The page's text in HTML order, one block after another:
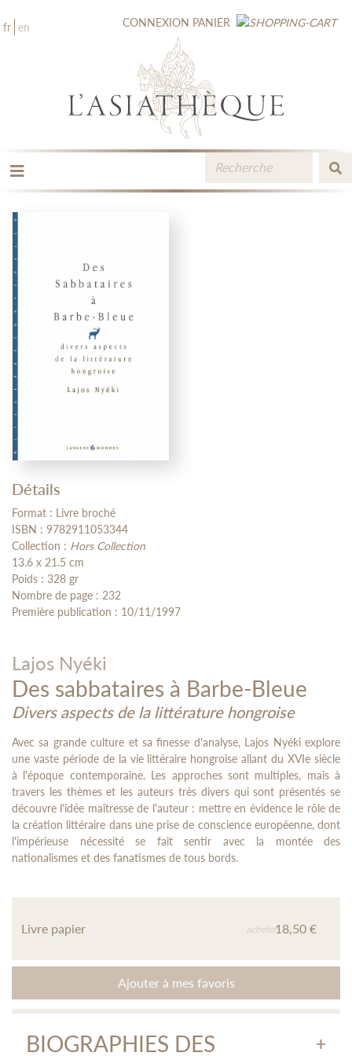
fr en CONNEXION PANIER
LES ÉDITIONS
LA LIBRAIRIE
CATALOGUE
NOUVEAUTÉS / À PARAÎTRE
CONTACT
ESPACE PRO LIBRAIRES
Détails
Format : Livre broché
ISBN : 9782911053344
Collection : Hors Collection
13.6 x 21.5 cm
Poids : 328 gr
Nombre de page : 232
Première publication : 10/11/1997
Lajos Nyéki
Des sabbataires à Barbe-Bleue
Divers aspects de la littérature hongroise
Avec sa grande culture et sa finesse d'analyse, Lajos Nyéki explore
une vaste période de la vie littéraire hongroise allant du XVIe siècle
à l'époque contemporaine. Les approches sont multiples, mais à
travers les thèmes et les auteurs très divers qui sont présentés se
découvre l'idée maîtresse de l'auteur : mettre en évidence le rôle de
la création littéraire dans une prise de conscience européenne, dont
l'impérieuse nécessité se fait sentir avec la montée des
nationalismes et des fanatismes de tous bords.
Livre papier acheter18,50 €
Ajouter à mes favoris
BIOGRAPHIES DES